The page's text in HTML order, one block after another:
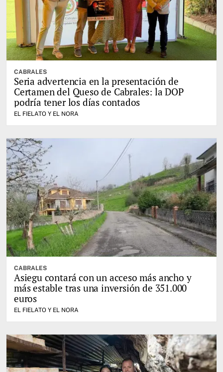
CABRALES
Seria advertencia en la presentación de
Certamen del Queso de Cabrales: la DOP
podría tener los días contados
EL FIELATO Y EL NORA
CABRALES
Asiegu contará con un acceso más ancho y
más estable tras una inversión de 351.000
euros
EL FIELATO Y EL NORA